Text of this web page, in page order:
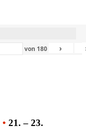
von 180 ›
• 21. – 23.